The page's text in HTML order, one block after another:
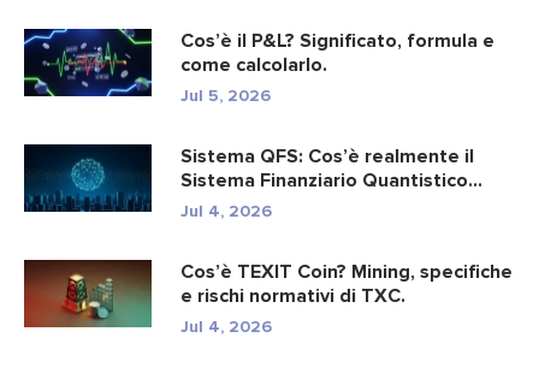
Cos’è il P&L? Significato, formula e
come calcolarlo.
Jul 5, 2026
Sistema QFS: Cos’è realmente il
Sistema Finanziario Quantistico...
Jul 4, 2026
Cos’è TEXIT Coin? Mining, specifiche
e rischi normativi di TXC.
Jul 4, 2026